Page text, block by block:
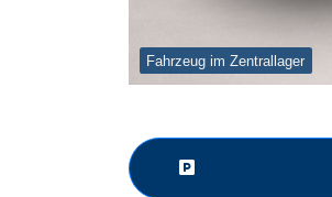
Fahrzeug im Zentrallager